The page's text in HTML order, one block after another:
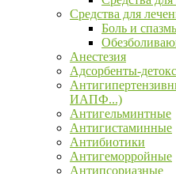
Средства для
Боль и
Анестезия
Адсорбенты-
ИАПФ...)
Антигельминтные
Антигистаминные
Антибиотики
Антигеморройные
Антипсориазные